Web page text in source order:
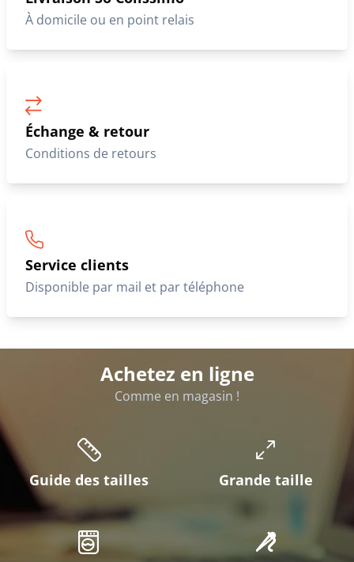
À domicile ou en point relais
Échange & retour
Conditions de retours
Service clients
Disponible par mail et par téléphone
Achetez en ligne
Comme en magasin !
Guide des tailles Grande taille